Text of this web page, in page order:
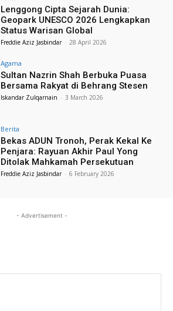
Lenggong Cipta Sejarah Dunia:
Geopark UNESCO 2026 Lengkapkan
Status Warisan Global
Freddie Aziz Jasbindar - 28 April 2026
Agama
Sultan Nazrin Shah Berbuka Puasa
Bersama Rakyat di Behrang Stesen
Iskandar Zulqarnain - 3 March 2026
Berita
Bekas ADUN Tronoh, Perak Kekal Ke
Penjara: Rayuan Akhir Paul Yong
Ditolak Mahkamah Persekutuan
Freddie Aziz Jasbindar - 6 February 2026
- Advertisement -